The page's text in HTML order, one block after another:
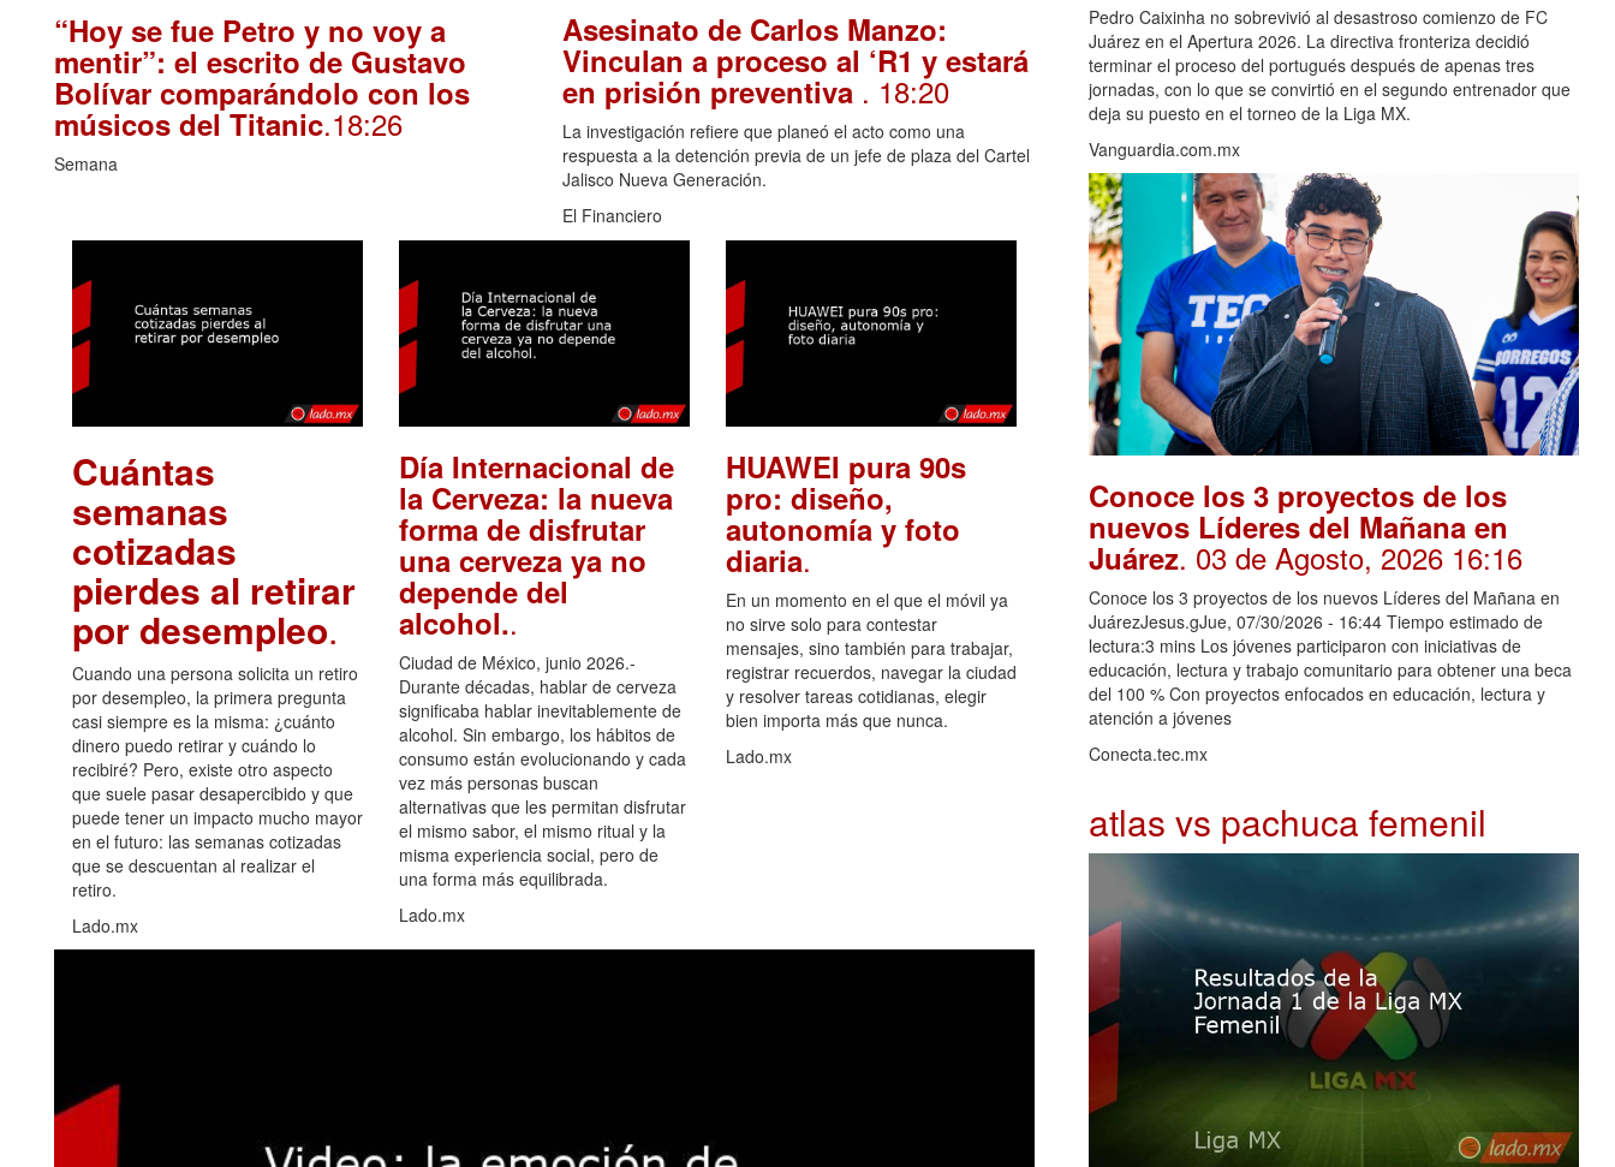
“Hoy se fue Petro y no voy a
mentir”: el escrito de Gustavo
Bolívar comparándolo con los
músicos del Titanic.18:26
Semana
Asesinato de Carlos Manzo:
Vinculan a proceso al ‘R1 y estará
en prisión preventiva . 18:20
La investigación refiere que planeó el acto como una
respuesta a la detención previa de un jefe de plaza del Cartel
Jalisco Nueva Generación.
El Financiero
Cuántas
semanas
cotizadas
pierdes al retirar
por desempleo.
Cuando una persona solicita un retiro
por desempleo, la primera pregunta
casi siempre es la misma: ¿cuánto
dinero puedo retirar y cuándo lo
recibiré? Pero, existe otro aspecto
que suele pasar desapercibido y que
puede tener un impacto mucho mayor
en el futuro: las semanas cotizadas
que se descuentan al realizar el
retiro.
Lado.mx
Día Internacional de
la Cerveza: la nueva
forma de disfrutar
una cerveza ya no
depende del
alcohol..
Ciudad de México, junio 2026.-
Durante décadas, hablar de cerveza
significaba hablar inevitablemente de
alcohol. Sin embargo, los hábitos de
consumo están evolucionando y cada
vez más personas buscan
alternativas que les permitan disfrutar
el mismo sabor, el mismo ritual y la
misma experiencia social, pero de
una forma más equilibrada.
Lado.mx
HUAWEI pura 90s
pro: diseño,
autonomía y foto
diaria.
En un momento en el que el móvil ya
no sirve solo para contestar
mensajes, sino también para trabajar,
registrar recuerdos, navegar la ciudad
y resolver tareas cotidianas, elegir
bien importa más que nunca.
Lado.mx
Pedro Caixinha no sobrevivió al desastroso comienzo de FC
Juárez en el Apertura 2026. La directiva fronteriza decidió
terminar el proceso del portugués después de apenas tres
jornadas, con lo que se convirtió en el segundo entrenador que
deja su puesto en el torneo de la Liga MX.
Vanguardia.com.mx
Conoce los 3 proyectos de los
nuevos Líderes del Mañana en
Juárez. 03 de Agosto, 2026 16:16
Conoce los 3 proyectos de los nuevos Líderes del Mañana en
JuárezJesus.gJue, 07/30/2026 - 16:44 Tiempo estimado de
lectura:3 mins Los jóvenes participaron con iniciativas de
educación, lectura y trabajo comunitario para obtener una beca
del 100 % Con proyectos enfocados en educación, lectura y
atención a jóvenes
Conecta.tec.mx
atlas vs pachuca femenil